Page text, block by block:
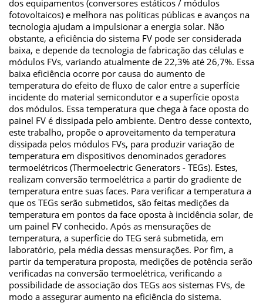
dos equipamentos (conversores estáticos / módulos
fotovoltaicos) e melhora nas políticas públicas e avanços na
tecnologia ajudam a impulsionar a energia solar. Não
obstante, a eficiência do sistema FV pode ser considerada
baixa, e depende da tecnologia de fabricação das células e
módulos FVs, variando atualmente de 22,3% até 26,7%. Essa
baixa eficiência ocorre por causa do aumento de
temperatura do efeito de fluxo de calor entre a superfície
incidente do material semicondutor e a superfície oposta
dos módulos. Essa temperatura que chega à face oposta do
painel FV é dissipada pelo ambiente. Dentro desse contexto,
este trabalho, propõe o aproveitamento da temperatura
dissipada pelos módulos FVs, para produzir variação de
temperatura em dispositivos denominados geradores
termoelétricos (Thermoelectric Generators - TEGs). Estes,
realizam conversão termoelétrica a partir do gradiente de
temperatura entre suas faces. Para verificar a temperatura a
que os TEGs serão submetidos, são feitas medições da
temperatura em pontos da face oposta à incidência solar, de
um painel FV conhecido. Após as mensurações de
temperatura, a superfície do TEG será submetida, em
laboratório, pela média dessas mensurações. Por fim, a
partir da temperatura proposta, medições de potência serão
verificadas na conversão termoelétrica, verificando a
possibilidade de associação dos TEGs aos sistemas FVs, de
modo a assegurar aumento na eficiência do sistema.